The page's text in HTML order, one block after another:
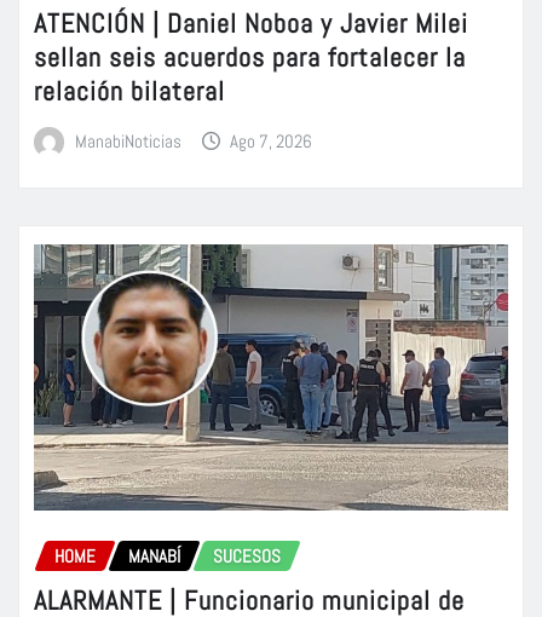
ATENCIÓN | Daniel Noboa y Javier Milei
sellan seis acuerdos para fortalecer la
relación bilateral
ManabiNoticias Ago 7, 2026
HOME MANABÍ SUCESOS
ALARMANTE | Funcionario municipal de